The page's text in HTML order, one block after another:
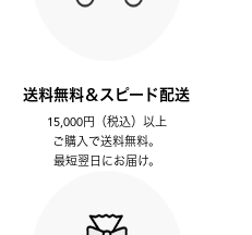
送料無料＆スピード配送
15,000円（税込）以上
ご購入で送料無料。
最短翌日にお届け。